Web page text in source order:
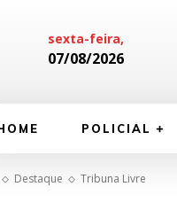
sexta-feira,
07/08/2026
POLICIAL
Destaque Tribuna Livre